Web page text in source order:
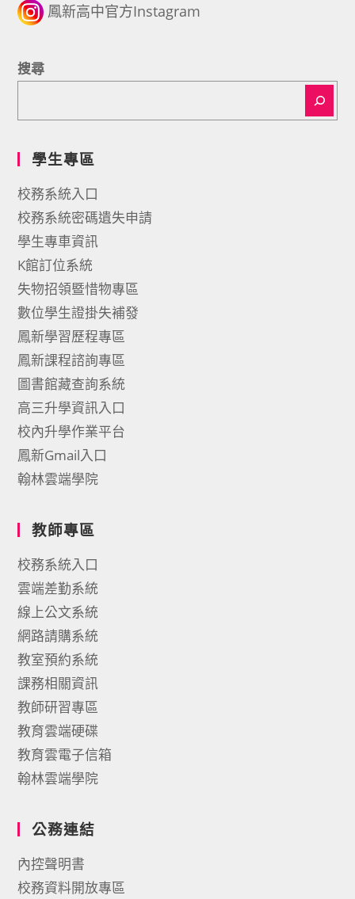
鳳新高中官方Instagram
搜尋
學生專區
校務系統入口
校務系統密碼遺失申請
學生專車資訊
K館訂位系統
失物招領暨惜物專區
數位學生證掛失補發
鳳新學習歷程專區
鳳新課程諮詢專區
圖書館藏查詢系統
高三升學資訊入口
校內升學作業平台
鳳新Gmail入口
翰林雲端學院
教師專區
校務系統入口
雲端差勤系統
線上公文系統
網路請購系統
教室預約系統
課務相關資訊
教師研習專區
教育雲端硬碟
教育雲電子信箱
翰林雲端學院
公務連結
內控聲明書
校務資料開放專區